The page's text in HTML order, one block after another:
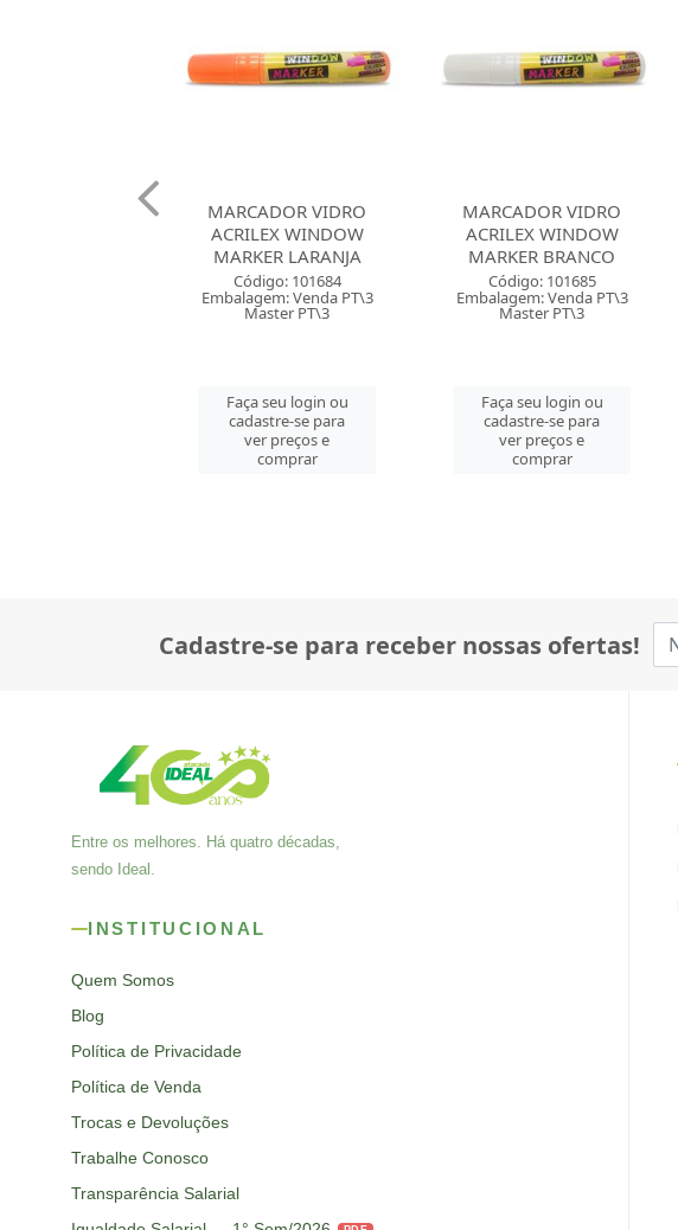
MARCADOR VIDRO
ACRILEX WINDOW
MARKER LARANJA
Código: 101684
Embalagem: Venda PT\3
Master PT\3
Faça seu login ou
cadastre-se para
ver preços e
comprar
MARCADOR VIDRO
ACRILEX WINDOW
MARKER BRANCO
Código: 101685
Embalagem: Venda PT\3
Master PT\3
Faça seu login ou
cadastre-se para
ver preços e
comprar
Cadastre-se para receber nossas ofertas!
Entre os melhores. Há quatro décadas,
sendo Ideal.
INSTITUCIONAL
Quem Somos
Blog
Política de Privacidade
Política de Venda
Trocas e Devoluções
Trabalhe Conosco
Transparência Salarial